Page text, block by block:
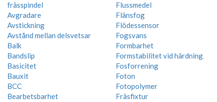
frässpindel
Avgradare
Avstickning
Avstånd mellan delsvetsar
Balk
Bandslip
Basicitet
Bauxit
BCC
Bearbetsbarhet
Flussmedel
Flänsfog
Flödessensor
Fogsvans
Formbarhet
Formstabilitet vid härdning
Fosforrening
Foton
Fotopolymer
Fräsfixtur